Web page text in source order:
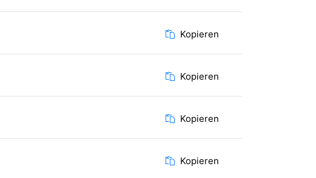
Kopieren
Kopieren
Kopieren
Kopieren